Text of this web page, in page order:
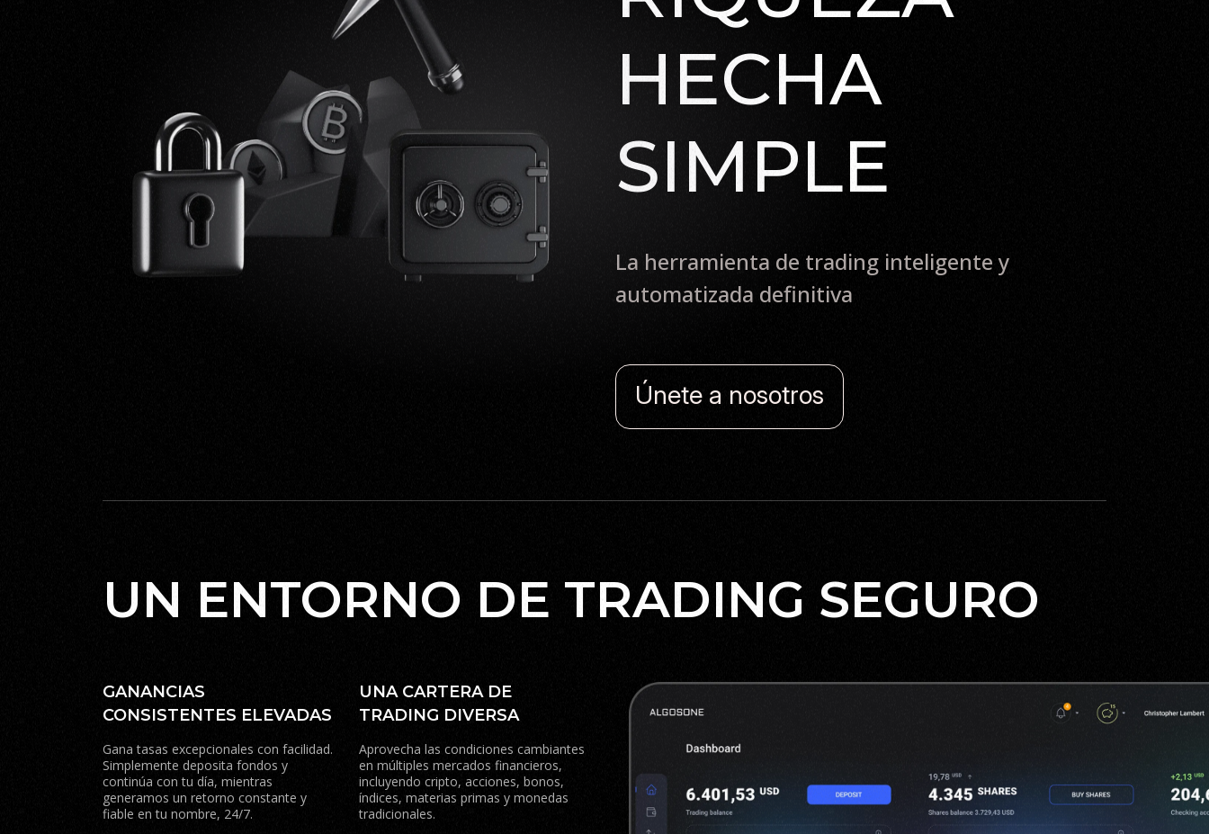
HECHA
SIMPLE
La herramienta de trading inteligente y
automatizada definitiva
Únete a nosotros
UN ENTORNO DE TRADING SEGURO
GANANCIAS
CONSISTENTES ELEVADAS
Gana tasas excepcionales con facilidad.
Simplemente deposita fondos y
continúa con tu día, mientras
generamos un retorno constante y
fiable en tu nombre, 24/7.
UNA CARTERA DE
TRADING DIVERSA
Aprovecha las condiciones cambiantes
en múltiples mercados financieros,
incluyendo cripto, acciones, bonos,
índices, materias primas y monedas
tradicionales.